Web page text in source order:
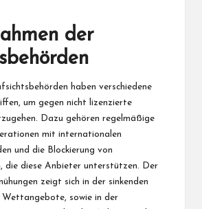
der
haben verschiedene
um gegen nicht lizenzierte
Dazu gehören regelmäßige
mit internationalen
und die Blockierung von
die diese Anbieter unterstützen. Der
zeigt sich in der sinkenden
sowie in der